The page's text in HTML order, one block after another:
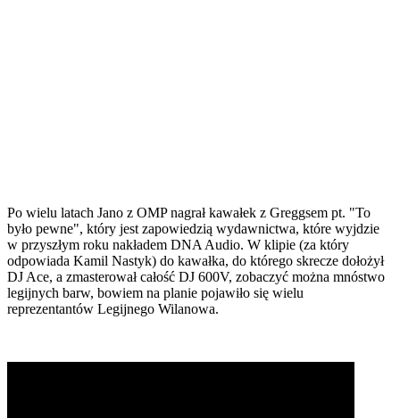
Po wielu latach Jano z OMP nagrał kawałek z Greggsem pt. "To
było pewne", który jest zapowiedzią wydawnictwa, które wyjdzie
w przyszłym roku nakładem DNA Audio. W klipie (za który
odpowiada Kamil Nastyk) do kawałka, do którego skrecze dołożył
DJ Ace, a zmasterował całość DJ 600V, zobaczyć można mnóstwo
legijnych barw, bowiem na planie pojawiło się wielu
reprezentantów Legijnego Wilanowa.